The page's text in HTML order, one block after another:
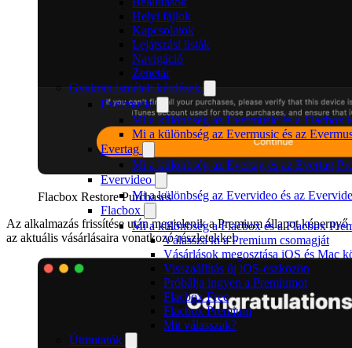
Helyi fájlok
Kapcsolatok
Lejátszási listák
Navigáció
Zenetár
Gyakran ismételt kérdések
Evermusic
Mi a különbség az Evermusic és a Flacbox
Mi a különbség az Evermusic és az
Evertag
Mi a különbség az Evertag és az Evertag
Evervideo
Mi a különbség az Evervideo és az
Flacbox
Mi a különbség a Flacbox és a Flacbox
Válassza ki a Premium csomagját
Vásárlások megosztása iOS és Mac
Visszaállítás új iOS-eszközön
Próbálja ingyen a Premiumot
Flacbox Free
Flacbox Premium
Mit válasszak?
Útmutatók
Flacbox Restore Purchases
Az alkalmazás frissítése után megjelenik a Premium állapot képernyő
az aktuális vásárlásaira vonatkozó részletekkel.